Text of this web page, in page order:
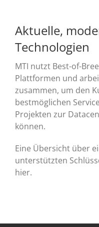
Aktuelle,
Technologien
MTI nutzt Best-of-
Plattformen und
zusammen, um den
bestmöglichen
Projekten zur
können.
Eine Übersicht über
unterstützten
hier.